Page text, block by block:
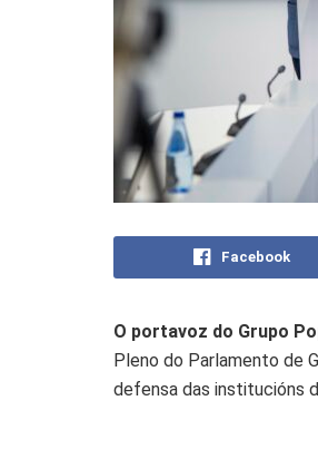
Facebook
O portavoz do Grupo
Pleno do Parlamento de
defensa das institucións